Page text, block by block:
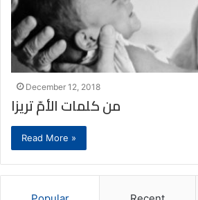
December 12, 2018
من كلمات الأمّ تريزا
Read More »